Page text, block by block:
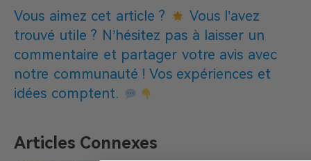
Vous aimez cet article ?
Vous l’avez
trouvé utile ? N’hésitez pas à laisser un
commentaire et partager votre avis avec
notre communauté ! Vos expériences et
idées comptent.
Articles Connexes